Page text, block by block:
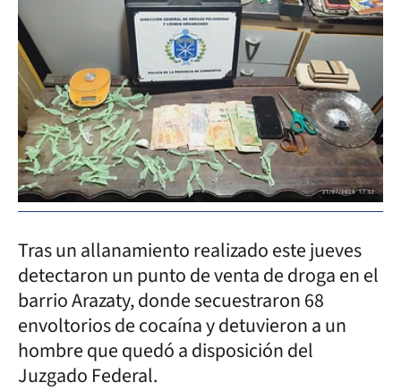
Tras un allanamiento realizado este jueves
detectaron un punto de venta de droga en el
barrio Arazaty, donde secuestraron 68
envoltorios de cocaína y detuvieron a un
hombre que quedó a disposición del
Juzgado Federal.